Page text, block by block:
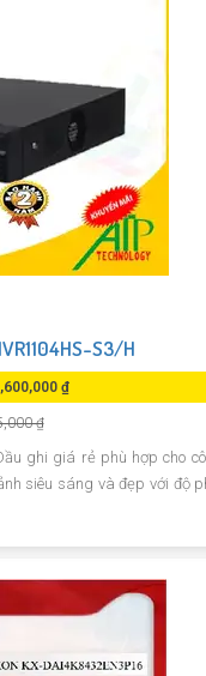
S3/H
₫
₫
ghi giá rẻ phù hợp cho
siêu sáng và đẹp với độ